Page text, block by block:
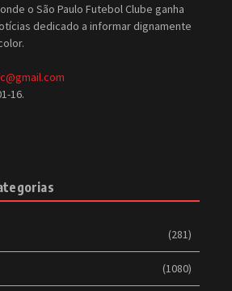
o São Paulo Futebol Clube ganha
dedicado a informar dignamente
16.
(281)
(1080)